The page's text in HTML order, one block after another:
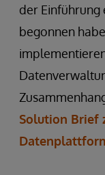
der Einführung
begonnen
Solution Brief